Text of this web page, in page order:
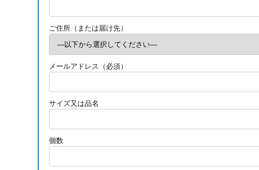
ご住所（または届け先）
メールアドレス（必須）
サイズ又は品名
個数